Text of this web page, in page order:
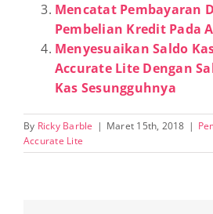
Mencatat Pembayaran
Pembelian Kredit Pada
Menyesuaikan Saldo
Accurate Lite Dengan
Kas Sesungguhnya
By Ricky Barble | Maret 15th, 2018 |
Accurate Lite